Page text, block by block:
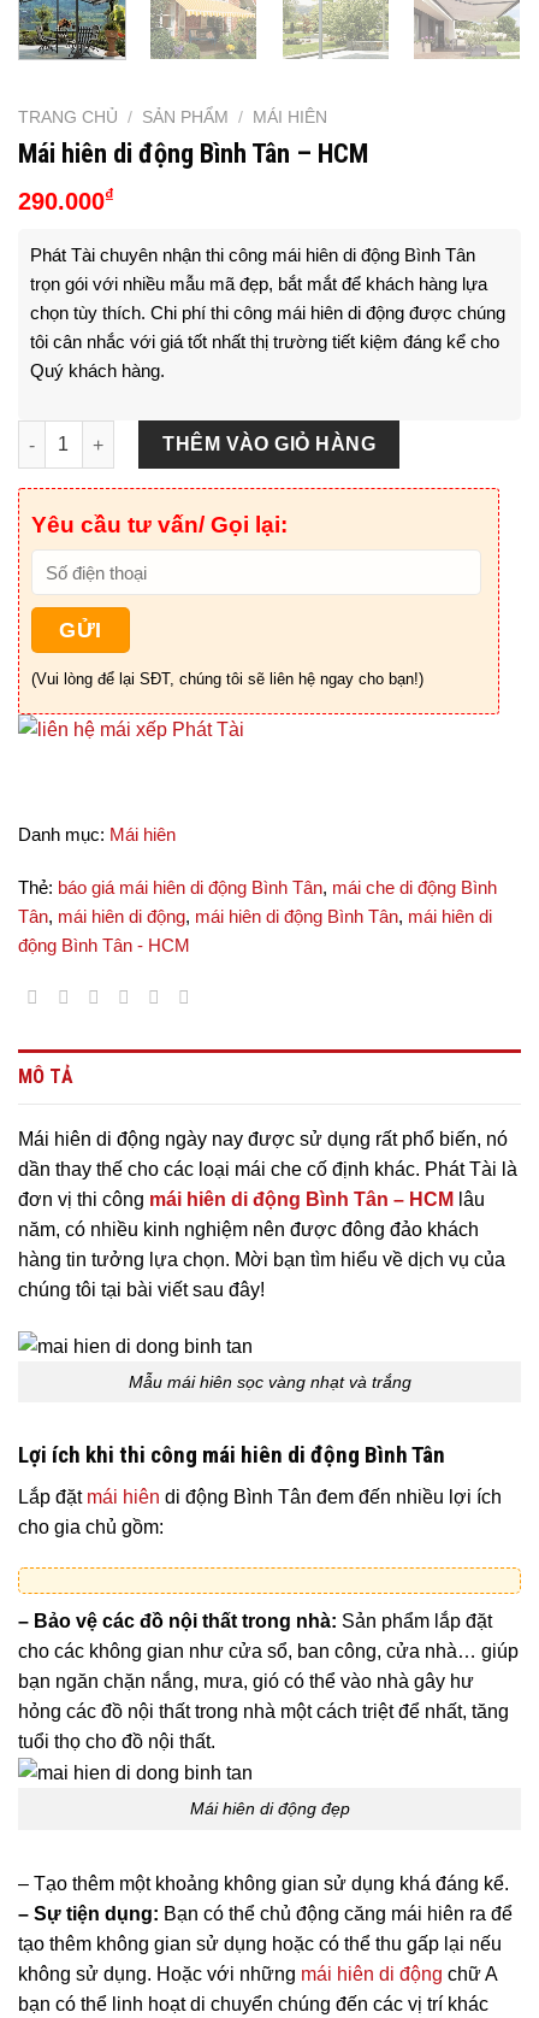
TRANG CHỦ / SẢN PHẨM / MÁI HIÊN
Mái hiên di động Bình Tân – HCM
290.000₫
Phát Tài chuyên nhận thi công mái hiên di động Bình Tân
trọn gói với nhiều mẫu mã đẹp, bắt mắt để khách hàng lựa
chọn tùy thích. Chi phí thi công mái hiên di động được chúng
tôi cân nhắc với giá tốt nhất thị trường tiết kiệm đáng kể cho
Quý khách hàng.
Mái hiên di động Bình Tân - HCM số lượng
THÊM VÀO GIỎ HÀNG
Yêu cầu tư vấn/ Gọi lại:
(Vui lòng để lại SĐT, chúng tôi sẽ liên hệ ngay cho bạn!)
Danh mục: Mái hiên
Thẻ: báo giá mái hiên di động Bình Tân, mái che di động Bình
Tân, mái hiên di động, mái hiên di động Bình Tân, mái hiên di
động Bình Tân - HCM
MÔ TẢ
Mái hiên di động ngày nay được sử dụng rất phổ biến, nó
dần thay thế cho các loại mái che cố định khác. Phát Tài là
đơn vị thi công mái hiên di động Bình Tân – HCM lâu
năm, có nhiều kinh nghiệm nên được đông đảo khách
hàng tin tưởng lựa chọn. Mời bạn tìm hiểu về dịch vụ của
chúng tôi tại bài viết sau đây!
Mẫu mái hiên sọc vàng nhạt và trắng
Lợi ích khi thi công mái hiên di động Bình Tân
Lắp đặt mái hiên di động Bình Tân đem đến nhiều lợi ích
cho gia chủ gồm:
– Bảo vệ các đồ nội thất trong nhà: Sản phẩm lắp đặt
cho các không gian như cửa sổ, ban công, cửa nhà… giúp
bạn ngăn chặn nắng, mưa, gió có thể vào nhà gây hư
hỏng các đồ nội thất trong nhà một cách triệt để nhất, tăng
tuổi thọ cho đồ nội thất.
Mái hiên di động đẹp
– Tạo thêm một khoảng không gian sử dụng khá đáng kể.
– Sự tiện dụng: Bạn có thể chủ động căng mái hiên ra để
tạo thêm không gian sử dụng hoặc có thể thu gấp lại nếu
không sử dụng. Hoặc với những mái hiên di động chữ A
bạn có thể linh hoạt di chuyển chúng đến các vị trí khác